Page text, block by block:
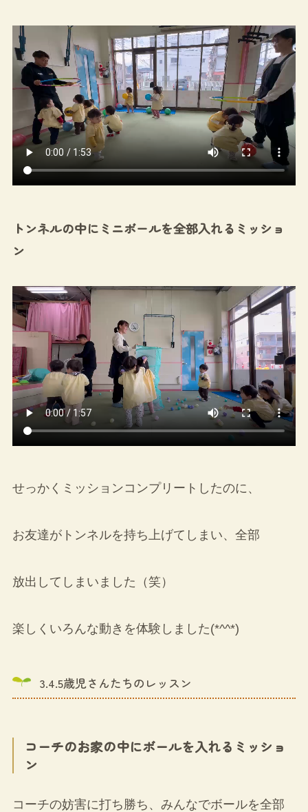
トンネルの中にミニボールを全部入れるミッショ
ン
せっかくミッションコンプリートしたのに、
お友達がトンネルを持ち上げてしまい、全部
放出してしまいました（笑）
楽しくいろんな動きを体験しました(*^^*)
3.4.5歳児さんたちのレッスン
コーチのお家の中にボールを入れるミッショ
ン
コーチの妨害に打ち勝ち、みんなでボールを全部